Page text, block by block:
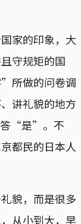
家的印象，大
守规矩的国
所做的问卷调
讲礼貌的地方
答“是”。不
都民的日本人
貌，而是很多
从小到大，早